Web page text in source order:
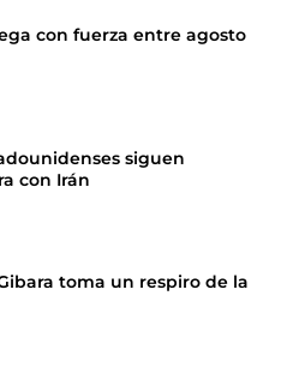
con fuerza entre agosto
siguen
con Irán
toma un respiro de la